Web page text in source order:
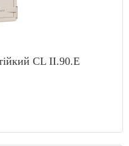
CL II.90.E